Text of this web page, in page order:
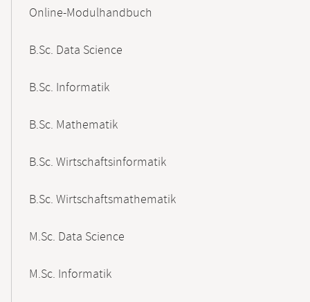
NavigationOnline-Modulhandbuch
B.Sc. Data Science
B.Sc. Informatik
B.Sc. Mathematik
B.Sc. Wirtschaftsinformatik
B.Sc. Wirtschaftsmathematik
M.Sc. Data Science
M.Sc. Informatik